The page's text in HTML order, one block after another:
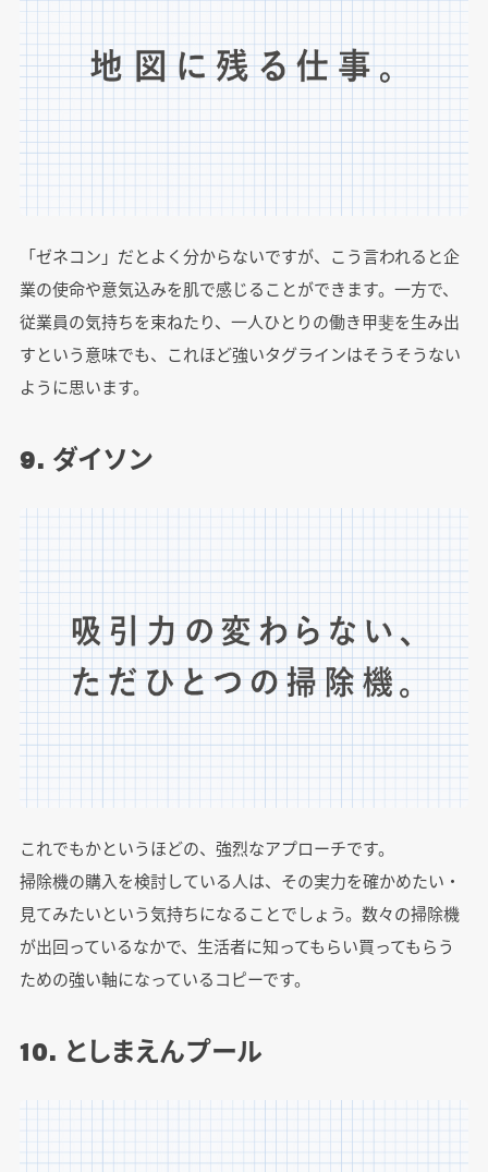
「ゼネコン」だとよく分からないですが、こう言われると企
業の使命や意気込みを肌で感じることができます。一方で、
従業員の気持ちを束ねたり、一人ひとりの働き甲斐を生み出
すという意味でも、これほど強いタグラインはそうそうない
ように思います。
9. ダイソン
これでもかというほどの、強烈なアプローチです。
掃除機の購入を検討している人は、その実力を確かめたい・
見てみたいという気持ちになることでしょう。数々の掃除機
が出回っているなかで、生活者に知ってもらい買ってもらう
ための強い軸になっているコピーです。
10. としまえんプール